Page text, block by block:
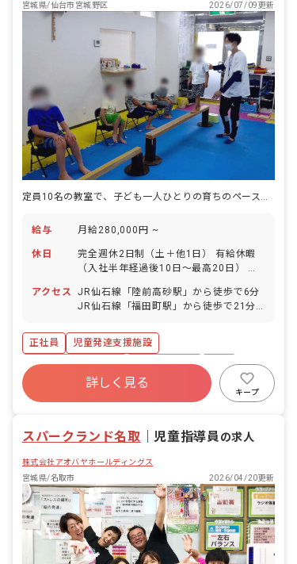
宮城県/仙台市宮城野区
2026/07/09更新
定員10名の教室で、子ども一人ひとりの育ちのペースにじっくり向き合う仕事です。
給与 月給280,000円 ~
休日
完全週休2日制（土＋他1日） 有給休暇
（入社半年経過後10日～最高20日） 春
後・育児休暇（取得率100％・復帰率
100％） 年間休日108日程度
アクセス
JR仙石線「陸前高砂駅」から徒歩で6分
JR仙石線「福田町駅」から徒歩で21分
マイカー・バイク・自転車通勤可（無料
駐車場・駐輪場あり）
正社員
児童発達支援施設
ボーナス・賞与あり
社会保険完備
有給
福利厚生充実
残業少なめ
昇給昇進あり
詳しく見る
キープ
スパークランド名取 ｜児童指導員の求人
株式会社アオバヤホールディングス
宮城県/名取市
2026/04/20更新